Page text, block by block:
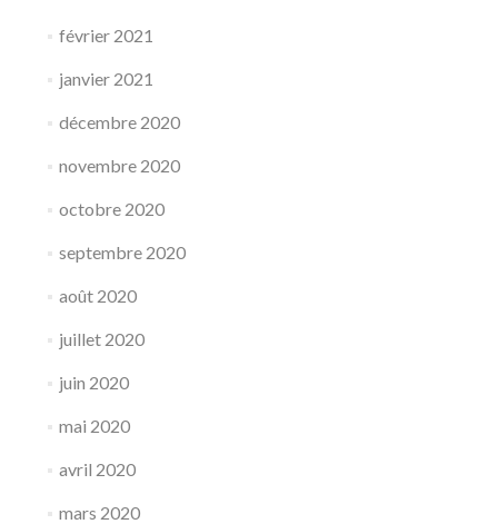
février 2021
janvier 2021
décembre 2020
novembre 2020
octobre 2020
septembre 2020
août 2020
juillet 2020
juin 2020
mai 2020
avril 2020
mars 2020